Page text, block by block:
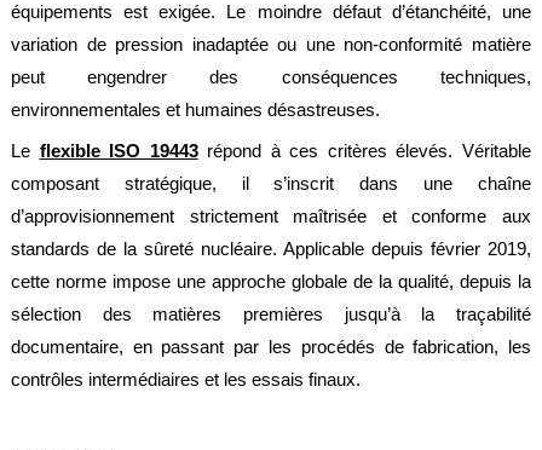
Spirale
/
Ring
Maintenance
Services
Découpe
jet
d’eau
Soudure
IFlex
équipements est exigée. Le moindre défaut d’étanchéité, une
variation de pression inadaptée ou une non-conformité matière
peut engendrer des conséquences techniques,
environnementales et humaines désastreuses.
Le flexible ISO 19443répond à ces critères élevés. Véritable
composant stratégique, il s’inscrit dans une chaîne
d’approvisionnement strictement maîtrisée et conforme aux
standards de la sûreté nucléaire. Applicable depuis février 2019,
cette norme impose une approche globale de la qualité, depuis la
sélection des matières premières jusqu’à la traçabilité
documentaire, en passant par les procédés de fabrication, les
contrôles intermédiaires et les essais finaux.